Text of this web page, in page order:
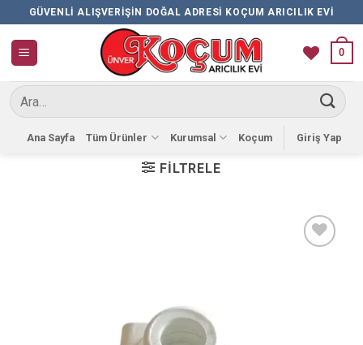
İçeriğe
atla
GÜVENLI ALIŞVERIŞIN DOĞAL ADRESI KOÇUM ARICILIK EVI
0
Ara:
Ana Sayfa Tüm Ürünler Kurumsal Koçum Giriş Yap
FILTRELE